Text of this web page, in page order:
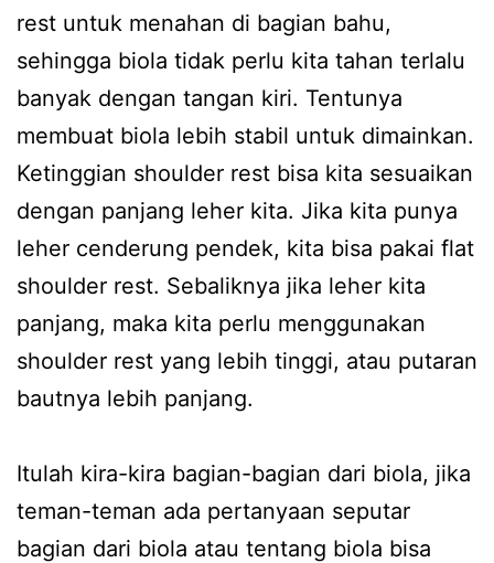
rest untuk menahan di bagian bahu,
sehingga biola tidak perlu kita tahan terlalu
banyak dengan tangan kiri. Tentunya
membuat biola lebih stabil untuk dimainkan.
Ketinggian shoulder rest bisa kita sesuaikan
dengan panjang leher kita. Jika kita punya
leher cenderung pendek, kita bisa pakai flat
shoulder rest. Sebaliknya jika leher kita
panjang, maka kita perlu menggunakan
shoulder rest yang lebih tinggi, atau putaran
bautnya lebih panjang.
Itulah kira-kira bagian-bagian dari biola, jika
teman-teman ada pertanyaan seputar
bagian dari biola atau tentang biola bisa